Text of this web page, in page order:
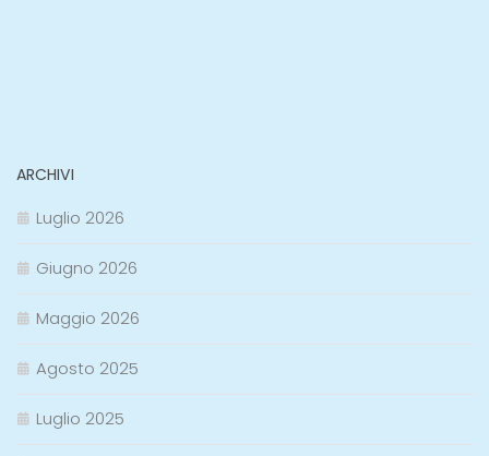
ARCHIVI
Luglio 2026
Giugno 2026
Maggio 2026
Agosto 2025
Luglio 2025